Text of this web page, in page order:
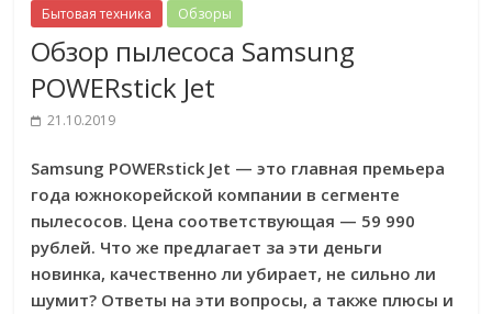
Бытовая техника Обзоры
Обзор пылесоса Samsung
POWERstick Jet
21.10.2019
Samsung POWERstick Jet — это главная премьера
года южнокорейской компании в сегменте
пылесосов. Цена соответствующая — 59 990
рублей. Что же предлагает за эти деньги
новинка, качественно ли убирает, не сильно ли
шумит? Ответы на эти вопросы, а также плюсы и